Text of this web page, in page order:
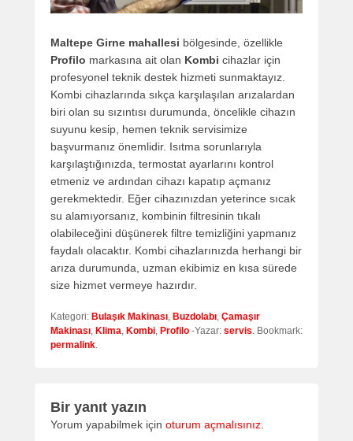
Maltepe Girne mahallesi bölgesinde, özellikle
Profilo markasına ait olan Kombi cihazlar için
profesyonel teknik destek hizmeti sunmaktayız.
Kombi cihazlarında sıkça karşılaşılan arızalardan
biri olan su sızıntısı durumunda, öncelikle cihazın
suyunu kesip, hemen teknik servisimize
başvurmanız önemlidir. Isıtma sorunlarıyla
karşılaştığınızda, termostat ayarlarını kontrol
etmeniz ve ardından cihazı kapatıp açmanız
gerekmektedir. Eğer cihazınızdan yeterince sıcak
su alamıyorsanız, kombinin filtresinin tıkalı
olabileceğini düşünerek filtre temizliğini yapmanız
faydalı olacaktır. Kombi cihazlarınızda herhangi bir
arıza durumunda, uzman ekibimiz en kısa sürede
size hizmet vermeye hazırdır.
Kategori: Bulaşık Makinası, Buzdolabı, Çamaşır
Makinası, Klima, Kombi, Profilo -Yazar: servis. Bookmark:
permalink.
Bir yanıt yazın
Yorum yapabilmek için oturum açmalısınız.